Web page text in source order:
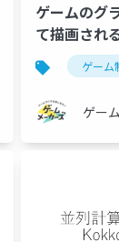
h100 h200
ゲームのグ
て描画され
イムレンダ
ていこう！
ゲーム
ゲー